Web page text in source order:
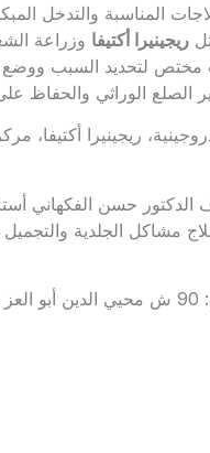
المناسبة والتدخل
ريجينيرا أكتيفا وزراعة
لتحديد السبب ووضع
الصلع الوراثي
ريجينيرا أكتيفا،
حسن الفكهاني
مشاكل الجلدية